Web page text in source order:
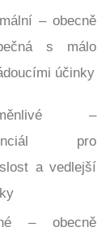
– obecně
s málo
účinky
–
pro
a vedlejší
– obecně